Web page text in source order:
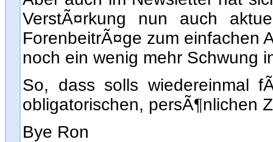
VerstÃ¤rkung nun auch
ForenbeitrÃ¤ge zum einfachen
noch ein wenig mehr Schwung
So, dass solls wiedereinmal
obligatorischen, persÃ¶nlichen
Bye Ron